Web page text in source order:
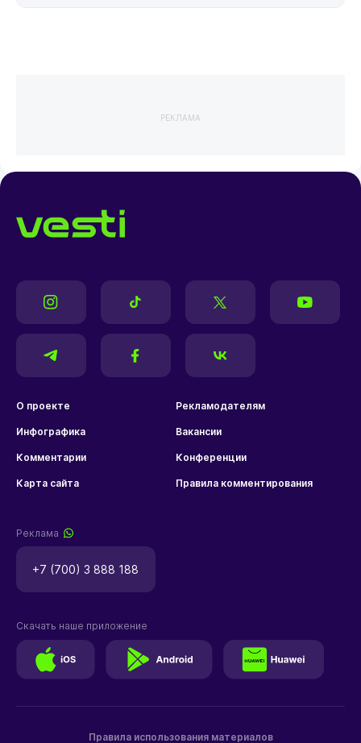
РЕКЛАМА
О проекте Рекламодателям
Инфографика Вакансии
Комментарии Конференции
Карта сайта Правила комментирования
Реклама
+7 (700) 3 888 188
Правила использования материалов
Скачать наше приложение